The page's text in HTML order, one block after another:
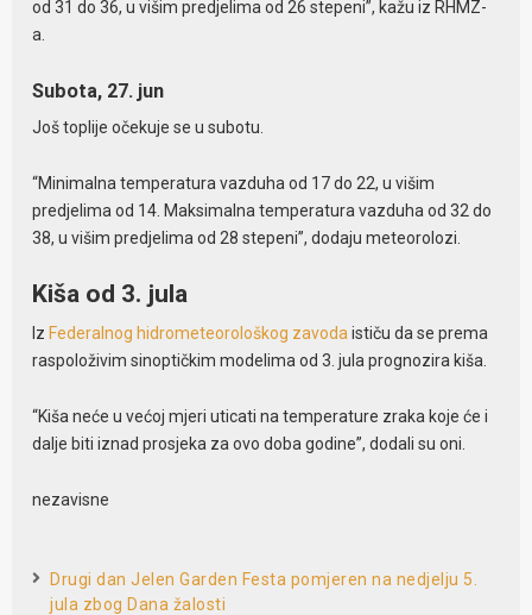
od 31 do 36, u višim predjelima od 26 stepeni”, kažu iz RHMZ-
a.
Subota, 27. jun
Još toplije očekuje se u subotu.
“Minimalna temperatura vazduha od 17 do 22, u višim
predjelima od 14. Maksimalna temperatura vazduha od 32 do
38, u višim predjelima od 28 stepeni”, dodaju meteorolozi.
Kiša od 3. jula
Iz Federalnog hidrometeorološkog zavoda ističu da se prema
raspoloživim sinoptičkim modelima od 3. jula prognozira kiša.
“Kiša neće u većoj mjeri uticati na temperature zraka koje će i
dalje biti iznad prosjeka za ovo doba godine”, dodali su oni.
nezavisne
Drugi dan Jelen Garden Festa pomjeren na nedjelju 5.
jula zbog Dana žalosti